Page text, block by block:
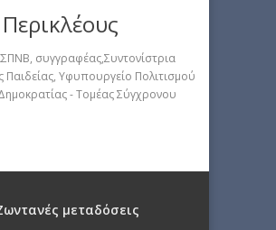
συγγραφέας,Συντονίστρια
Παιδείας, Υφυπουργείο Πολιτισμού
- Τομέας Σύγχρονου
μεταδόσεις